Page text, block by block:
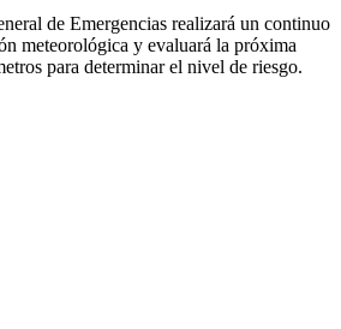
de Emergencias realizará un continuo
meteorológica y evaluará la próxima
para determinar el nivel de riesgo.